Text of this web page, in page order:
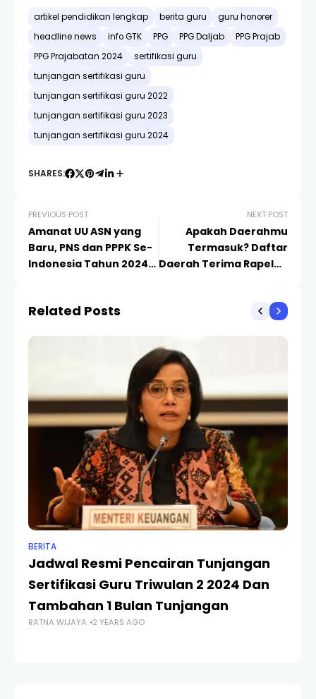
artikel pendidikan lengkap berita guru
guru honorer
headline news
info GTK PPG PPG Daljab
PPG Prajab
PPG Prajabatan 2024
sertifikasi guru
tunjangan sertifikasi guru
tunjangan sertifikasi guru 2022
tunjangan sertifikasi guru 2023
tunjangan sertifikasi guru 2024
SHARES:
PREVIOUS POST
Amanat UU ASN yang
Baru, PNS dan PPPK Se-
Indonesia Tahun 2024
NEXT POST
Apakah Daerahmu
Termasuk? Daftar
Daerah Terima Rapelan
maupun Non Sertifikasi
Related Posts
BERITA
Jadwal Resmi Pencairan Tunjangan
Sertifikasi Guru Triwulan 2 2024 Dan
Tambahan 1 Bulan Tunjangan
RATNA WIJAYA 2 YEARS AGO